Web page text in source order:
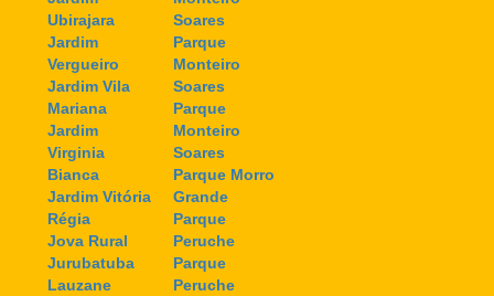
Ubirajara
Jardim
Vergueiro
Jardim Vila
Mariana
Jardim
Virginia
Bianca
Jardim Vitória
Régia
Jova Rural
Jurubatuba
Lauzane
Soares
Parque
Monteiro
Soares
Parque
Monteiro
Soares
Parque Morro
Grande
Parque
Peruche
Parque
Peruche